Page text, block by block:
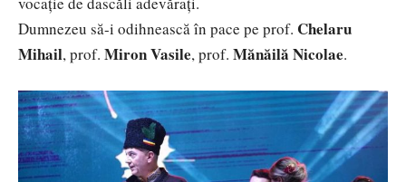
Dumnezeu să-i odihnească în pace pe prof. Chelaru
Mihail, prof. Miron Vasile, prof. Mănăilă Nicolae.